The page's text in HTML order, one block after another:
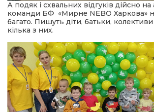
А подяк і схвальних відгуків дійсно
команди БФ «Мирне NEBO Харкова»
багато. Пишуть діти, батьки,
кілька з них.